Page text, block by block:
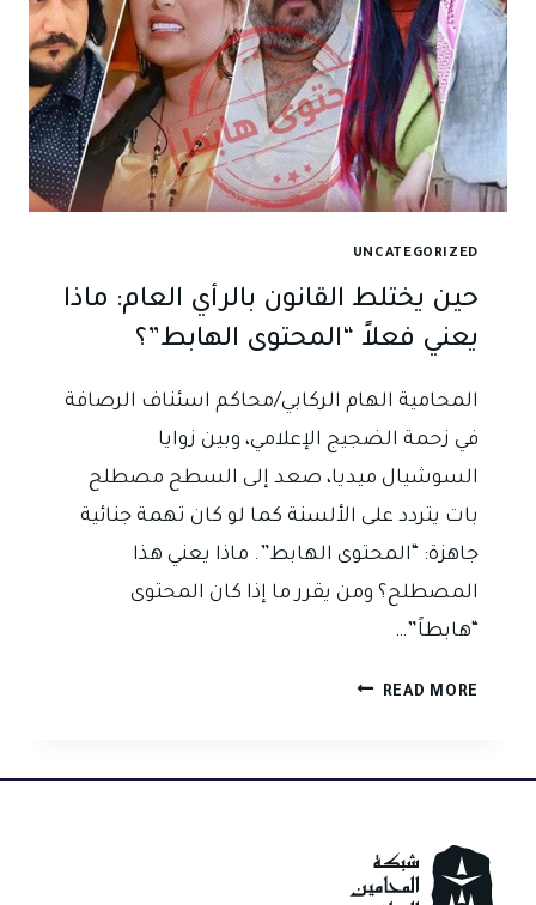
نظرة
شاملة
في
قانون
أصول
المحاكمات
الجزائية
UNCATEGORIZED
حين يختلط القانون بالرأي العام: ماذا
يعني فعلاً “المحتوى الهابط”؟
المحامية الهام الركابي/محاكم اسئناف الرصافة
في زحمة الضجيج الإعلامي، وبين زوايا
السوشيال ميديا، صعد إلى السطح مصطلح
بات يتردد على الألسنة كما لو كان تهمة جنائية
جاهزة: “المحتوى الهابط”. ماذا يعني هذا
المصطلح؟ ومن يقرر ما إذا كان المحتوى
“هابطاً”…
READ MORE حين
بالرأي
يعني
فعلاً